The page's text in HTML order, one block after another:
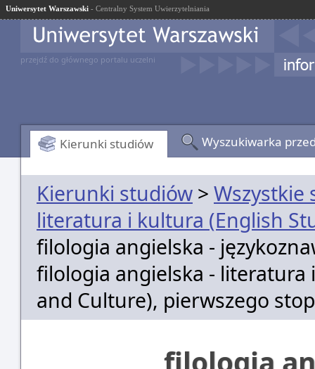
Uniwersytet Warszawski - Centralny System Uwierzytelniania
przejdź do głównego portalu uczelni
Kierunki studiów Wyszukiwarka
Kierunki studiów > Wszystkie
literatura i kultura (English
filologia angielska -
filologia angielska - literatura
and Culture), pierwszego